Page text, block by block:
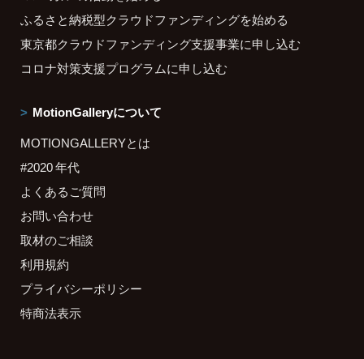
ふるさと納税型クラウドファンディングを始める
東京都クラウドファンディング支援事業に申し込む
コロナ対策支援プログラムに申し込む
MotionGalleryについて
MOTIONGALLERYとは
#2020 年代
よくあるご質問
お問い合わせ
取材のご相談
利用規約
プライバシーポリシー
特商法表示